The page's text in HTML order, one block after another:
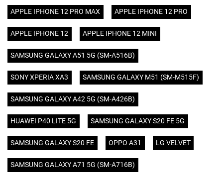
APPLE IPHONE 12 PRO MAX APPLE IPHONE 12 PRO
APPLE IPHONE 12 APPLE IPHONE 12 MINI
SAMSUNG GALAXY A51 5G (SM-A516B)
SONY XPERIA XA3 SAMSUNG GALAXY M51 (SM-M515F)
SAMSUNG GALAXY A42 5G (SM-A426B)
HUAWEI P40 LITE 5G SAMSUNG GALAXY S20 FE 5G
SAMSUNG GALAXY S20 FE OPPO A31 LG VELVET
SAMSUNG GALAXY A71 5G (SM-A716B)